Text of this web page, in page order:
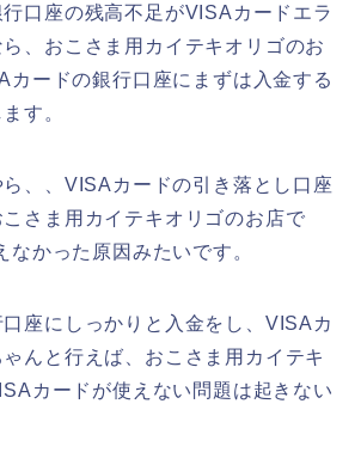
口座の残高不足がVISAカードエラ
、おこさま用カイテキオリゴのお
カードの銀行口座にまずは入金する
す。
、、VISAカードの引き落とし口座
さま用カイテキオリゴのお店で
かった原因みたいです。
座にしっかりと入金をし、VISAカ
んと行えば、おこさま用カイテキ
カードが使えない問題は起きない